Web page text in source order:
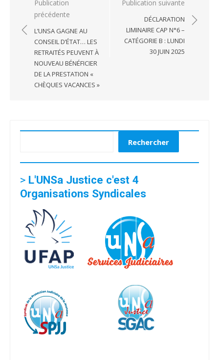
Navigation
l’article
Publication
précédente
L’UNSA GAGNE AU
CONSEIL D’ÉTAT… LES
RETRAITÉS PEUVENT À
NOUVEAU BÉNÉFICIER
DE LA PRESTATION «
CHÈQUES VACANCES »
Publication suivante
DÉCLARATION
LIMINAIRE CAP N°6 –
CATÉGORIE B : LUNDI
30 JUIN 2025
Rechercher
> L'UNSa Justice c'est 4
Organisations Syndicales